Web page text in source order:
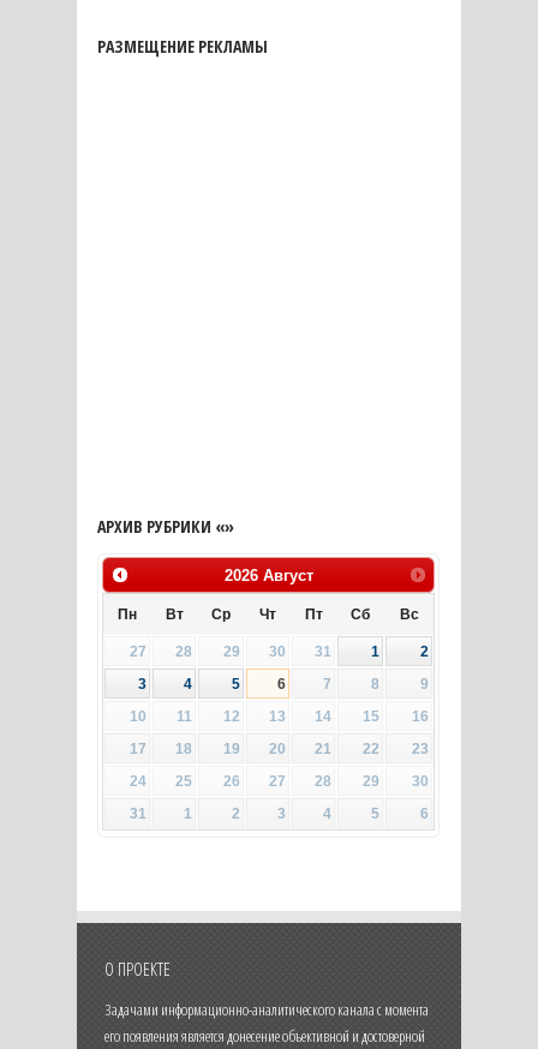
РАЗМЕЩЕНИЕ РЕКЛАМЫ
АРХИВ РУБРИКИ «»
2026 Август
Пн Вт Ср Чт Пт Сб Вс
27 28 29 30 31 1
2
3
4 5 6 7 8
9
10
11 12 13 14 15
16
17
18 19 20 21 22
23
24
25 26 27 28 29
30
31
1 2 3 4 5 6
О ПРОЕКТЕ
Задачами информационно-аналитического канала с момента
его появления является донесение объективной и достоверной